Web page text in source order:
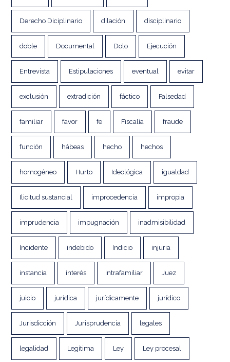
Derecho Diciplinario dilación disciplinario
doble Documental Dolo Ejecución
Entrevista Estipulaciones eventual evitar
exclusión extradición fáctico Falsedad
familiar favor fe Fiscalía fraude
función hábeas hecho hechos
homogéneo Hurto Ideológica igualdad
Ilicitud sustancial improcedencia impropia
imprudencia impugnación inadmisibilidad
Incidente indebido Indicio injuria
instancia interés intrafamiliar Juez
juicio jurídica jurídicamente jurídico
Jurisdicción Jurisprudencia legales
legalidad Legítima Ley Ley procesal